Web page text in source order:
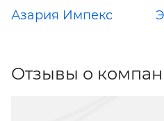
Азария Импекс
Отзывы о